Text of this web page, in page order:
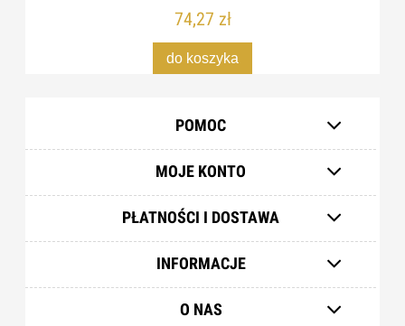
74,27 zł
do koszyka
POMOC
MOJE KONTO
PŁATNOŚCI I DOSTAWA
INFORMACJE
O NAS